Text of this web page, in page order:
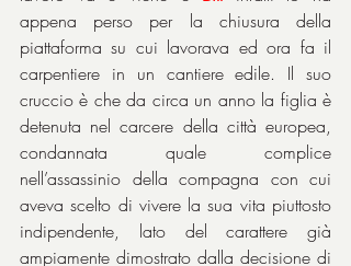
appena perso per la chiusura della
piattaforma su cui lavorava ed ora fa il
carpentiere in un cantiere edile. Il suo
cruccio è che da circa un anno la figlia è
detenuta nel carcere della città europea,
condannata quale complice
nell’assassinio della compagna con cui
aveva scelto di vivere la sua vita piuttosto
indipendente, lato del carattere già
ampiamente dimostrato dalla decisione di